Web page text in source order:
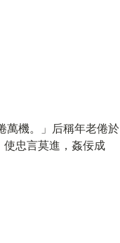
萬機。」后稱年老倦於
使忠言莫進，姦佞成